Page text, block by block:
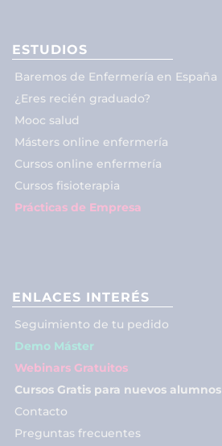
ESTUDIOS
Baremos de Enfermería en España
¿Eres recién graduado?
Mooc salud
Másters online enfermería
Cursos online enfermería
Cursos fisioterapia
Prácticas de Empresa
ENLACES INTERÉS
Seguimiento de tu pedido
Demo Máster
Webinars Gratuitos
Cursos Gratis para nuevos alumnos
Contacto
Preguntas frecuentes